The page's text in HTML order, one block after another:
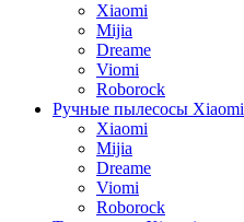
Xiaomi
Mijia
Dreame
Viomi
Roborock
Ручные пылесосы Xiaomi
Xiaomi
Mijia
Dreame
Viomi
Roborock